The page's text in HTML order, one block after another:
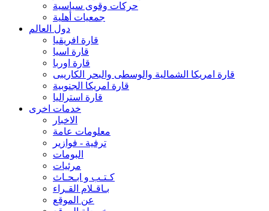
حركات وقوى سياسية
جمعيات أهلية
دول العالم
قارة افريقيا
قارة اسيا
قارة اوربا
قارة امريكا الشمالية والوسطى والبحر الكاريبى
قارة امريكا الجنوبية
قارة استراليا
خدمات اخرى
الاخبار
معلومات عامة
ترفية - فوازير
البومات
مرئيات
كـتـب و ابـحـاث
بـاقـلام القـراء
عن الموقع